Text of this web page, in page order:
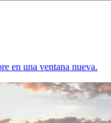
en una ventana nueva.